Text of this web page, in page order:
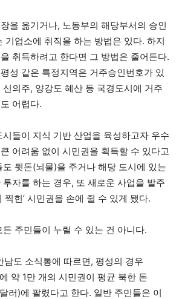
을 옮기거나, 노동부의 해당부서의 승인
기업소에 취직을 하는 방법은 있다. 하지
취득하려고 한다면 그 방법은 줄어든다.
성 같은 특정지역은 거주승인번호가 있
의주, 양강도 혜산 등 국경도시에 거주
어렵다.
들이 지식 기반 산업을 육성하고자 우수
어려움 없이 시민권을 획득할 수 있다고
뒷돈(뇌물)을 주거나 해당 도시에 있는
자를 하는 경우, 또 새로운 사업을 발주
찍힌’ 시민권을 손에 쥘 수 있게 됐다.
주민들이 누릴 수 있는 건 아니다.
남도 소식통에 따르면, 평성의 경우
약 1만 개의 시민권이 평균 북한 돈
러)에 팔렸다고 한다. 일반 주민들은 이